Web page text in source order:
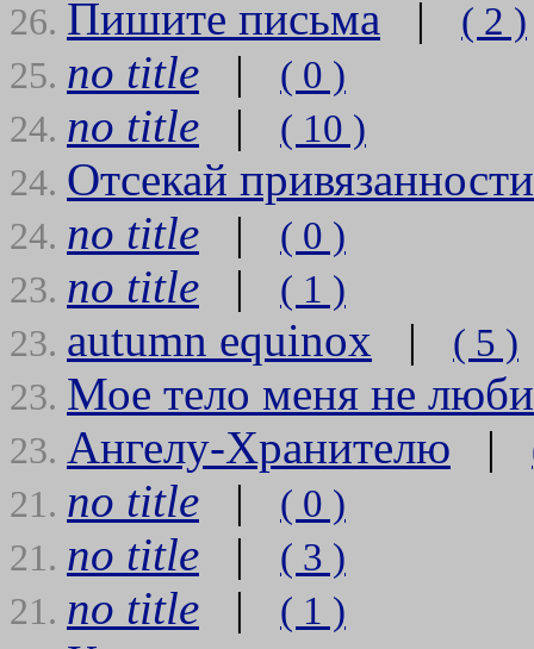
26. Пишите письма | ( 2 )
25. no title | ( 0 )
24. no title | ( 10 )
24. Отсекай привязанности
24. no title | ( 0 )
23. no title | ( 1 )
23. autumn equinox | ( 5 )
23. Мое тело меня не
23. Ангелу-Хранителю |
21. no title | ( 0 )
21. no title | ( 3 )
21. no title | ( 1 )